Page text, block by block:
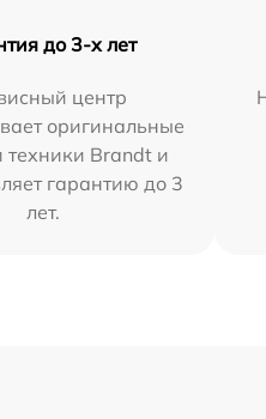
до 3-х лет
центр
оригинальные
техники Brandt и
гарантию до 3
лет.